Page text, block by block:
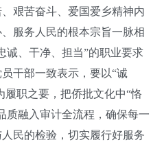
艰苦奋斗、爱国爱乡精神内
服务人民的根本宗旨一脉相
诚、干净、担当”的职业要求
干部一致表示，要以“诚
履职之要，把侨批文化中“恪
质融入审计全流程，确保每一
民的检验，切实履行好服务